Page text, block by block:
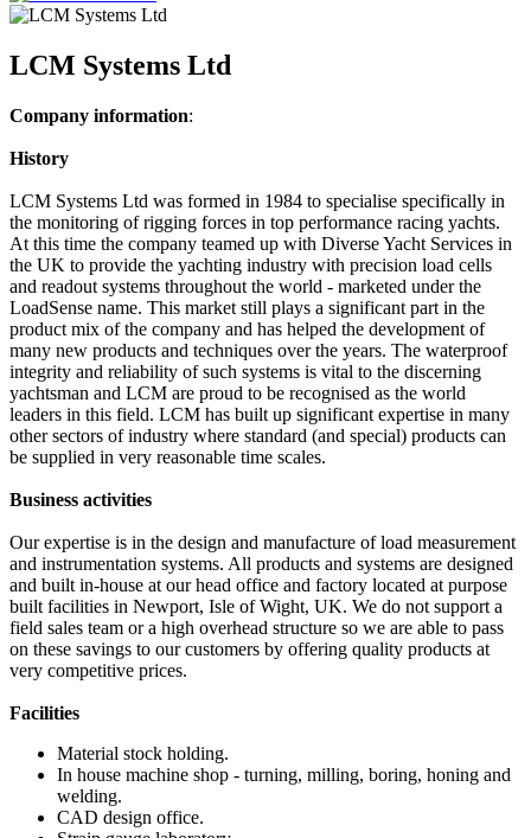
LCM Systems Ltd
Company information:
History
LCM Systems Ltd was formed in 1984 to specialise specifically in
the monitoring of rigging forces in top performance racing yachts.
At this time the company teamed up with Diverse Yacht Services in
the UK to provide the yachting industry with precision load cells
and readout systems throughout the world - marketed under the
LoadSense name. This market still plays a significant part in the
product mix of the company and has helped the development of
many new products and techniques over the years. The waterproof
integrity and reliability of such systems is vital to the discerning
yachtsman and LCM are proud to be recognised as the world
leaders in this field. LCM has built up significant expertise in many
other sectors of industry where standard (and special) products can
be supplied in very reasonable time scales.
Business activities
Our expertise is in the design and manufacture of load measurement
and instrumentation systems. All products and systems are designed
and built in-house at our head office and factory located at purpose
built facilities in Newport, Isle of Wight, UK. We do not support a
field sales team or a high overhead structure so we are able to pass
on these savings to our customers by offering quality products at
very competitive prices.
Facilities
Material stock holding.
In house machine shop - turning, milling, boring, honing and
welding.
CAD design office.